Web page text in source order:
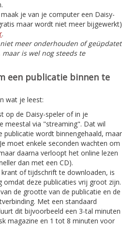
je van je computer een Daisy-
maar wordt niet meer bijgewerkt)
.
meer onderhouden of geüpdatet
is wel nog steeds te
een publicatie binnen te
wat je leest:
op de Daisy-speler of in je
meestal via "streaming". Dat wil
publicatie wordt binnengehaald, maar
moet enkele seconden wachten om
daarna verloopt het online lezen
dan met een CD).
of tijdschrift te downloaden, is
omdat deze publicaties vrij groot zijn.
de grootte van de publicatie en de
Met een standaard
dit bijvoorbeeld een 3-tal minuten
magazine en 1 tot 8 minuten voor